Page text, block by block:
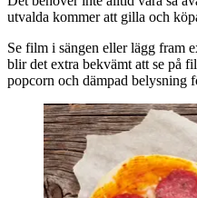
utvalda kommer att gilla och
Se film i sängen eller lägg fram
blir det extra bekvämt att se på
popcorn och dämpad belysning